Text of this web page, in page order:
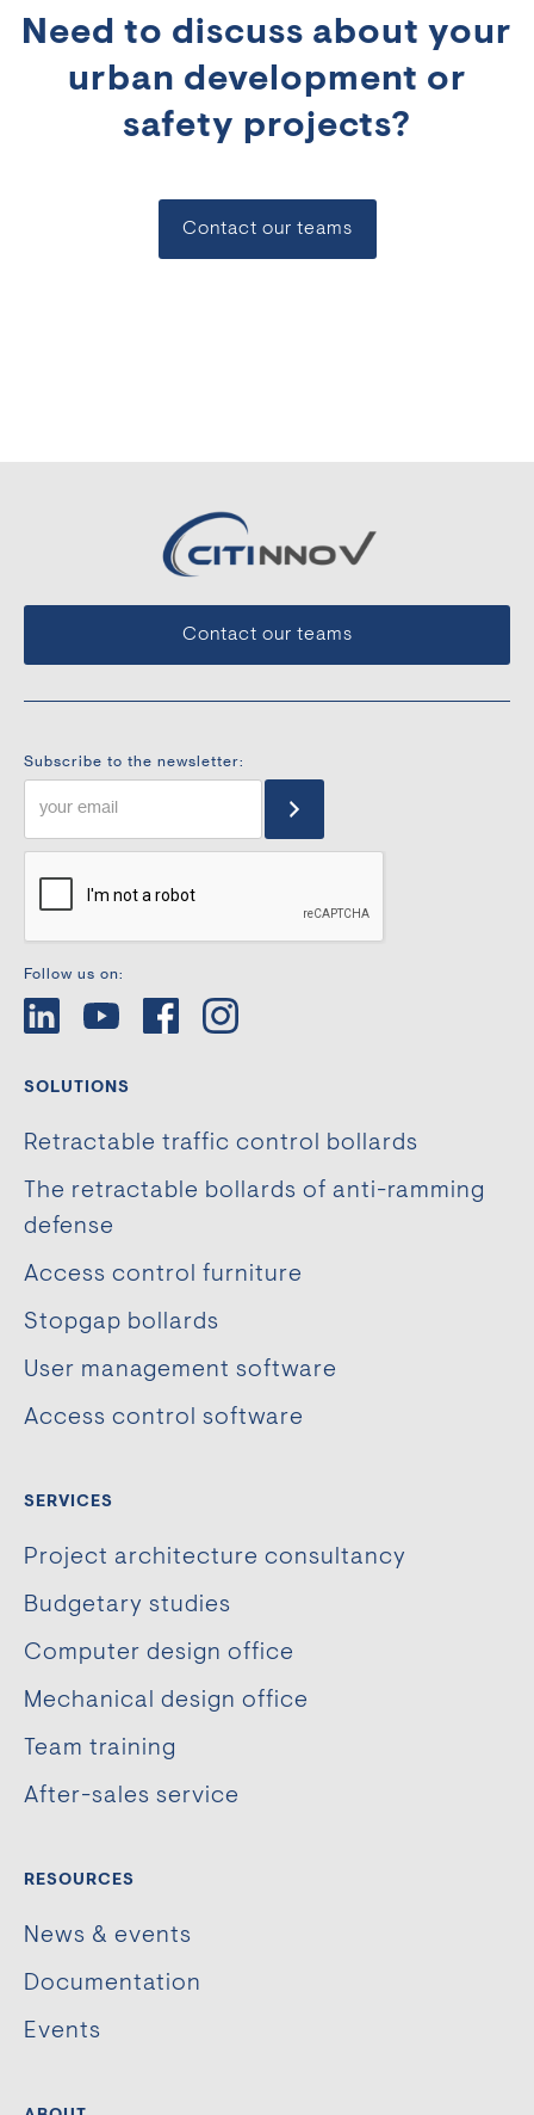
Need to discuss about your
urban development or
safety projects?
Contact our teams
Contact our teams
Subscribe to the newsletter:
Follow us on:
SOLUTIONS
Retractable traffic control bollards
The retractable bollards of anti-ramming
defense
Access control furniture
Stopgap bollards
User management software
Access control software
SERVICES
Project architecture consultancy
Budgetary studies
Computer design office
Mechanical design office
Team training
After-sales service
RESOURCES
News & events
Documentation
Events